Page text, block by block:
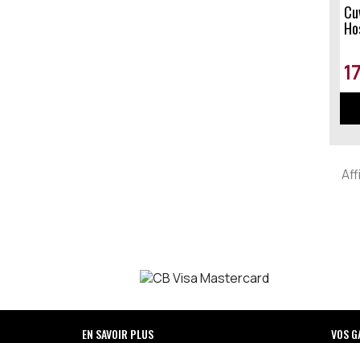
Cuvée Dames De La Charité -
EN SAVOIR PLUS VOS